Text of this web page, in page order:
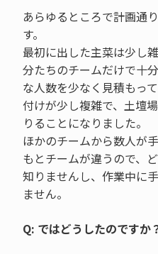
あらゆるところで計画通
す。
最初に出した主菜は少し
分たちのチームだけで十
な人数を少なく見積もっ
付けが少し複雑で、土壇
りることになりました。
ほかのチームから数人が
もとチームが違うので、
知りませんし、作業中に
ません。
Q: ではどうしたのですか